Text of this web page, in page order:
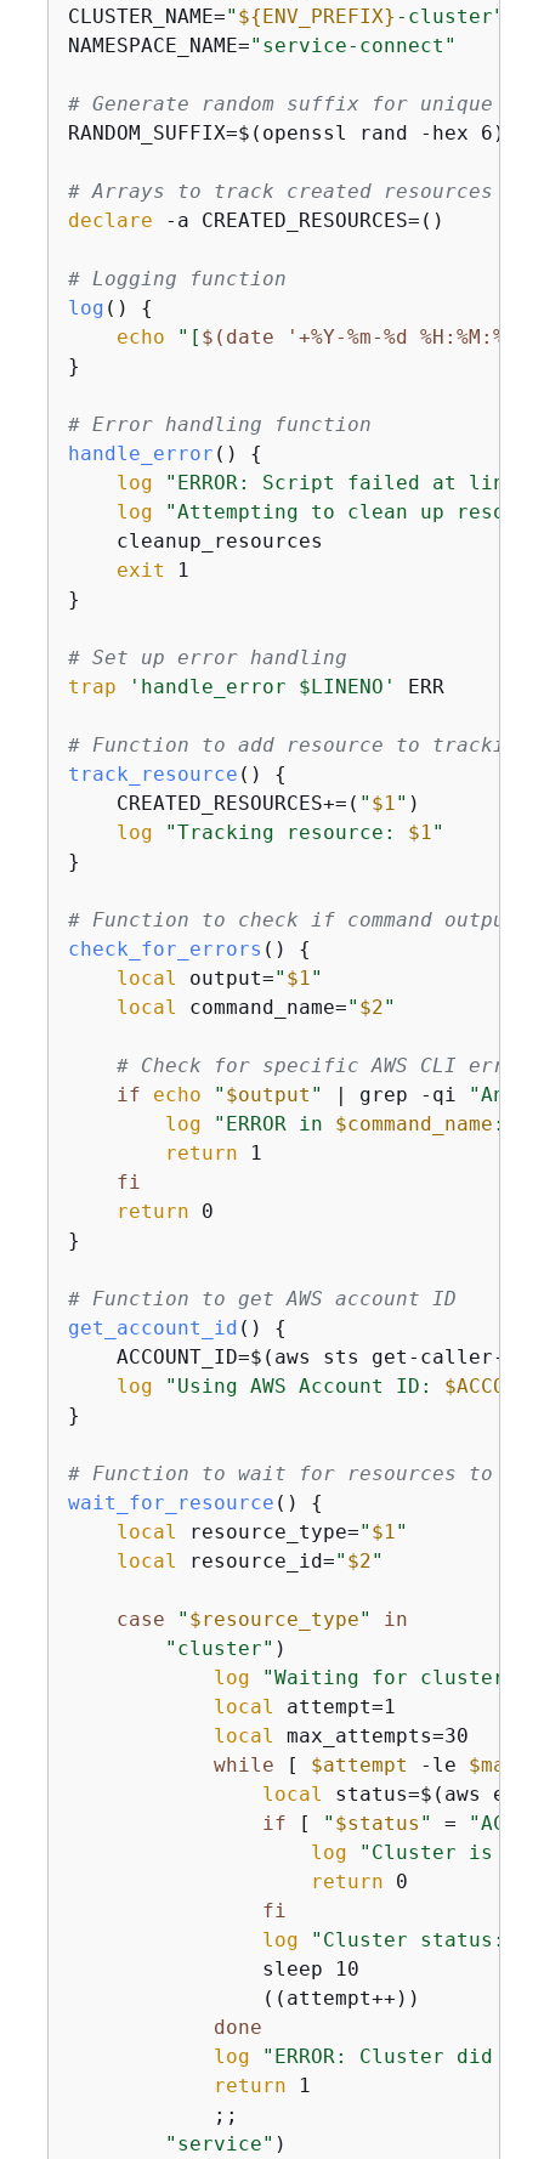
CLUSTER_NAME=" ${ENV_PREFIX} -cluster"
NAMESPACE_NAME="service-connect"
# Generate random suffix for unique
RANDOM_SUFFIX=$(openssl rand -hex 6)
# Arrays to track created resources for
declare -a CREATED_RESOURCES=()
# Logging function
log () {
echo
"[ $(date '+%Y-%m-%d %H:%M:%S')
}
# Error handling function
handle_error () {
log
"ERROR: Script failed at line
log
"Attempting to clean up
    cleanup_resources
exit 1
}
# Set up error handling
trap
'handle_error $LINENO' ERR
# Function to add resource to tracking
track_resource () {
    CREATED_RESOURCES+=(
" $1" )
log
"Tracking resource: $1"
}
# Function to check if command output
check_for_errors () {
local output=" $1"
local command_name=" $2"
# Check for specific AWS CLI
if
echo " $output " | grep -qi
"An
log
"ERROR in $command_name :
return 1
fi
return 0
}
# Function to get AWS account ID
get_account_id () {
ACCOUNT_ID=$(aws sts get-caller-
log
"Using AWS Account ID:
}
# Function to wait for resources to be
wait_for_resource () {
local resource_type=" $1"
local resource_id=" $2"
case " $resource_type"
in
"cluster" )
log
"Waiting for cluster
local attempt=1
local max_attempts=30
while [ $attempt -le
local status=$(aws
if [ " $status " =
log
"Cluster is
return 0
fi
log
"Cluster status:
                sleep 10
                ((attempt++))
done
log
"ERROR: Cluster did
return 1
            ;;
"service" )